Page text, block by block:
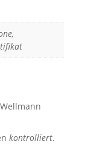
kontrolliert.